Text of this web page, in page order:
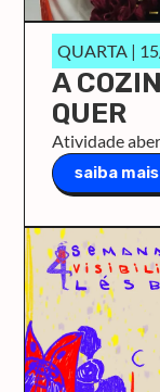
QUARTA |
A
QUER
Atividade
saiba mais